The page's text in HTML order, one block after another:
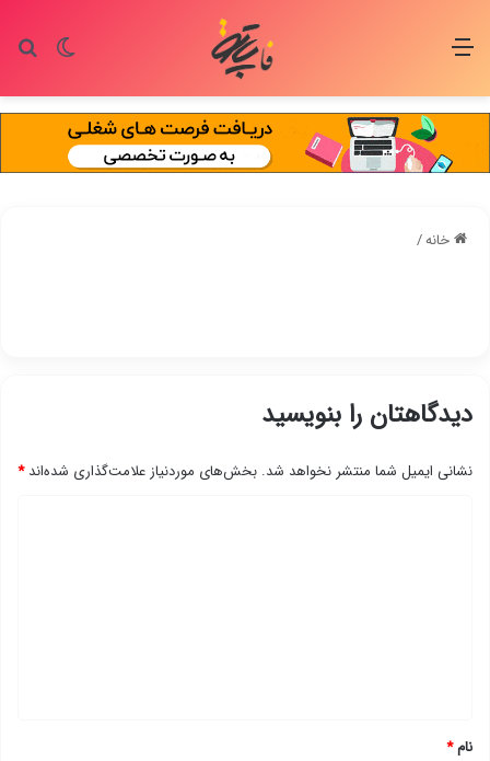
تغییر منو
خانه/
دیدگاهتان را بنویسید
نشانی ایمیل شما منتشر نخواهد شد. بخش‌های موردنیاز علامت‌گذاری شده‌اند*
نام*